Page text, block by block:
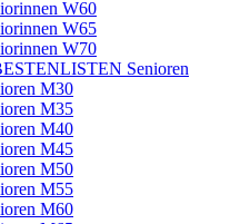
W60
W65
W70
Senioren
M30
M35
M40
M45
M50
M55
M60